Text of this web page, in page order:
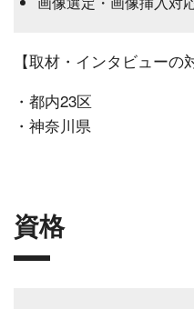
【取材・インタビューの
・都内23区
・神奈川県
資格